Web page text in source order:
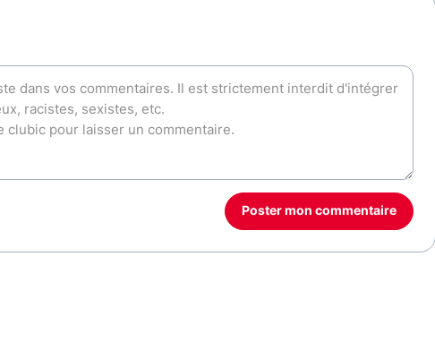
Poster mon commentaire